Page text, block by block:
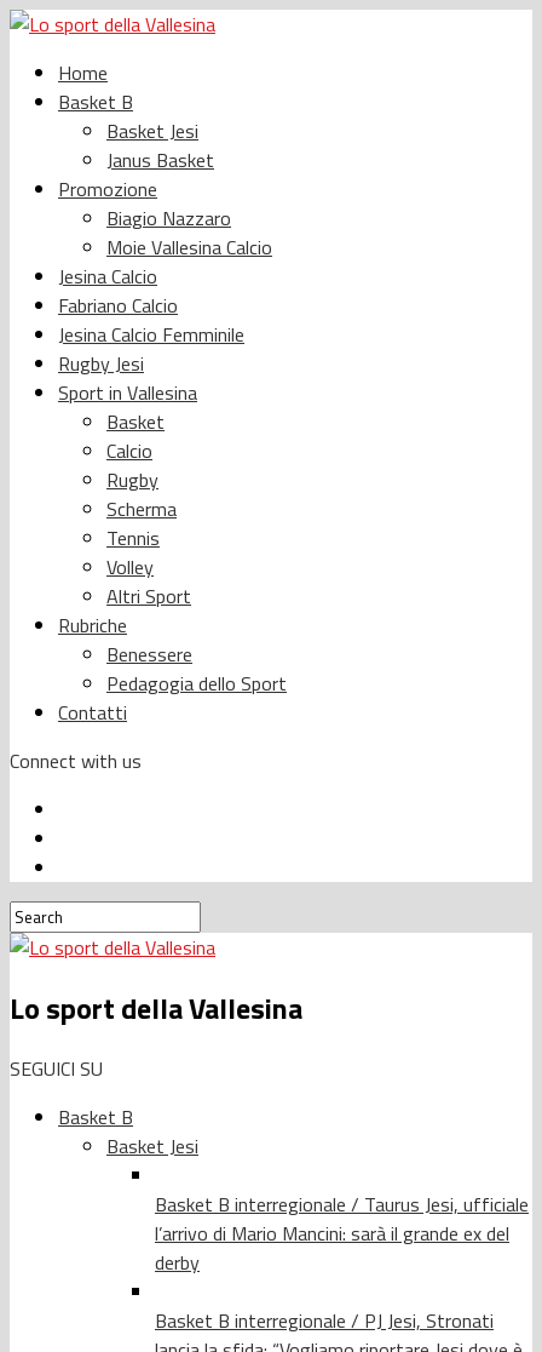
Home
Basket B
Basket Jesi
Janus Basket
Promozione
Biagio Nazzaro
Moie Vallesina Calcio
Jesina Calcio
Fabriano Calcio
Jesina Calcio Femminile
Rugby Jesi
Sport in Vallesina
Basket
Calcio
Rugby
Scherma
Tennis
Volley
Altri Sport
Rubriche
Benessere
Pedagogia dello Sport
Contatti
Connect with us
Lo sport della Vallesina
SEGUICI SU
Basket B
Basket Jesi
Basket B interregionale / Taurus Jesi, ufficiale
l’arrivo di Mario Mancini: sarà il grande ex del
derby
Basket B interregionale / PJ Jesi, Stronati